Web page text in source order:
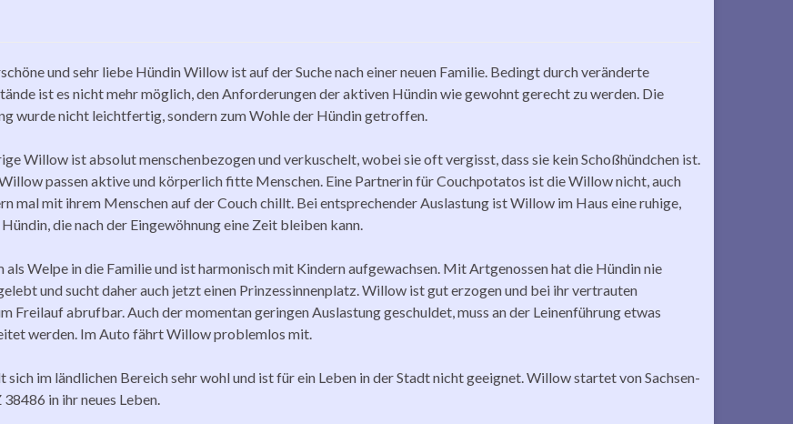
und sehr liebe Hündin Willow ist auf der Suche nach einer neuen Familie. Bedingt durch veränderte
ist es nicht mehr möglich, den Anforderungen der aktiven Hündin wie gewohnt gerecht zu werden. Die
wurde nicht leichtfertig, sondern zum Wohle der Hündin getroffen.
Willow ist absolut menschenbezogen und verkuschelt, wobei sie oft vergisst, dass sie kein Schoßhündchen ist.
passen aktive und körperlich fitte Menschen. Eine Partnerin für Couchpotatos ist die Willow nicht, auch
mal mit ihrem Menschen auf der Couch chillt. Bei entsprechender Auslastung ist Willow im Haus eine ruhige,
die nach der Eingewöhnung eine Zeit bleiben kann.
Welpe in die Familie und ist harmonisch mit Kindern aufgewachsen. Mit Artgenossen hat die Hündin nie
und sucht daher auch jetzt einen Prinzessinnenplatz. Willow ist gut erzogen und bei ihr vertrauten
Freilauf abrufbar. Auch der momentan geringen Auslastung geschuldet, muss an der Leinenführung etwas
werden. Im Auto fährt Willow problemlos mit.
im ländlichen Bereich sehr wohl und ist für ein Leben in der Stadt nicht geeignet. Willow startet von Sachsen-
in ihr neues Leben.